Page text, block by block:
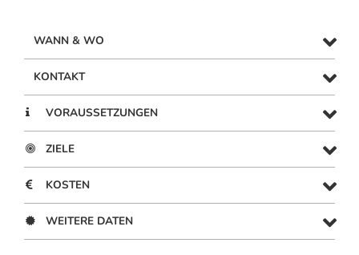
WANN & WO
KONTAKT
VORAUSSETZUNGEN
ZIELE
KOSTEN
WEITERE DATEN